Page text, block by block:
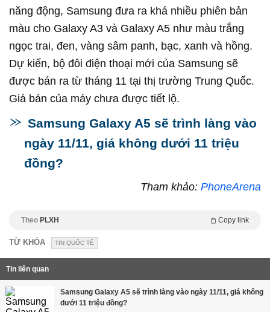
năng động, Samsung đưa ra khá nhiều phiên bản
màu cho Galaxy A3 và Galaxy A5 như màu trắng
ngọc trai, đen, vàng sâm panh, bạc, xanh và hồng.
Dự kiến, bộ đôi điện thoại mới của Samsung sẽ
được bán ra từ tháng 11 tại thị trường Trung Quốc.
Giá bán của máy chưa được tiết lộ.
Samsung Galaxy A5 sẽ trình làng vào
ngày 11/11, giá không dưới 11 triệu
đồng?
Tham khảo: PhoneArena
Theo PLXH Copy link
TỪ KHÓA TIN QUỐC TẾ
Tin liên quan
Samsung Galaxy A5 sẽ trình làng vào ngày 11/11, giá không
dưới 11 triệu đồng?